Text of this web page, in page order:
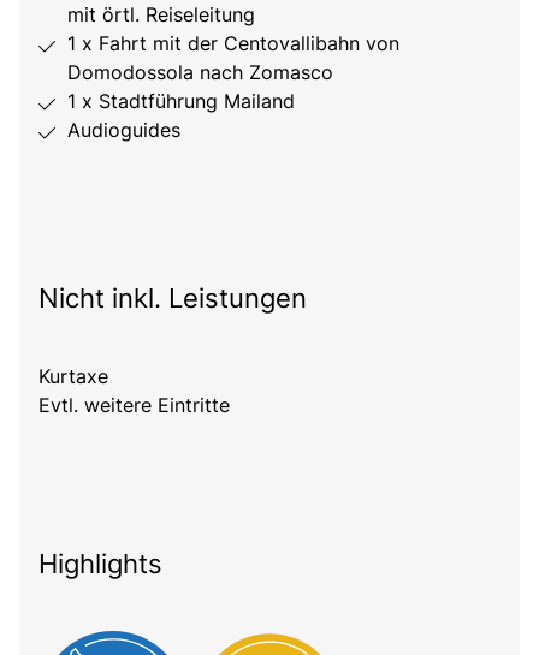
mit örtl. Reiseleitung
1 x Fahrt mit der Centovallibahn von
Domodossola nach Zomasco
1 x Stadtführung Mailand
Audioguides
Nicht inkl. Leistungen
Kurtaxe
Evtl. weitere Eintritte
Highlights